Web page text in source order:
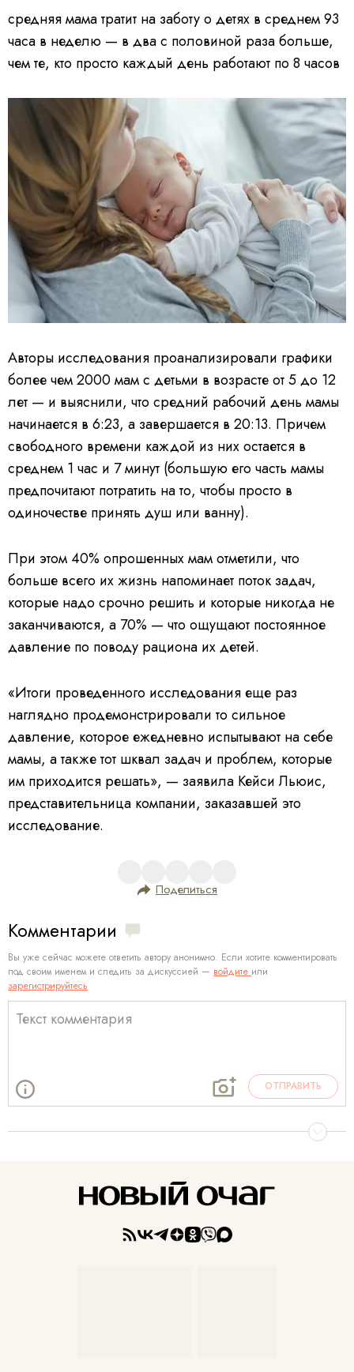
средняя мама тратит на заботу о детях в среднем 93
часа в неделю — в два с половиной раза больше,
чем те, кто просто каждый день работают по 8 часов
Авторы исследования проанализировали графики
более чем 2000 мам с детьми в возрасте от 5 до 12
лет — и выяснили, что средний рабочий день мамы
начинается в 6:23, а завершается в 20:13. Причем
свободного времени каждой из них остается в
среднем 1 час и 7 минут (большую его часть мамы
предпочитают потратить на то, чтобы просто в
одиночестве принять душ или ванну).
При этом 40% опрошенных мам отметили, что
больше всего их жизнь напоминает поток задач,
которые надо срочно решить и которые никогда не
заканчиваются, а 70% — что ощущают постоянное
давление по поводу рациона их детей.
«Итоги проведенного исследования еще раз
наглядно продемонстрировали то сильное
давление, которое ежедневно испытывают на себе
мамы, а также тот шквал задач и проблем, которые
им приходится решать», — заявила Кейси Льюис,
представительница компании, заказавшей это
исследование.
Поделиться
Комментарии
Вы уже сейчас можете ответить автору анонимно. Если хотите комментировать
под своим именем и следить за дискуссией — войдите или
зарегистрируйтесь
ОТПРАВИТЬ